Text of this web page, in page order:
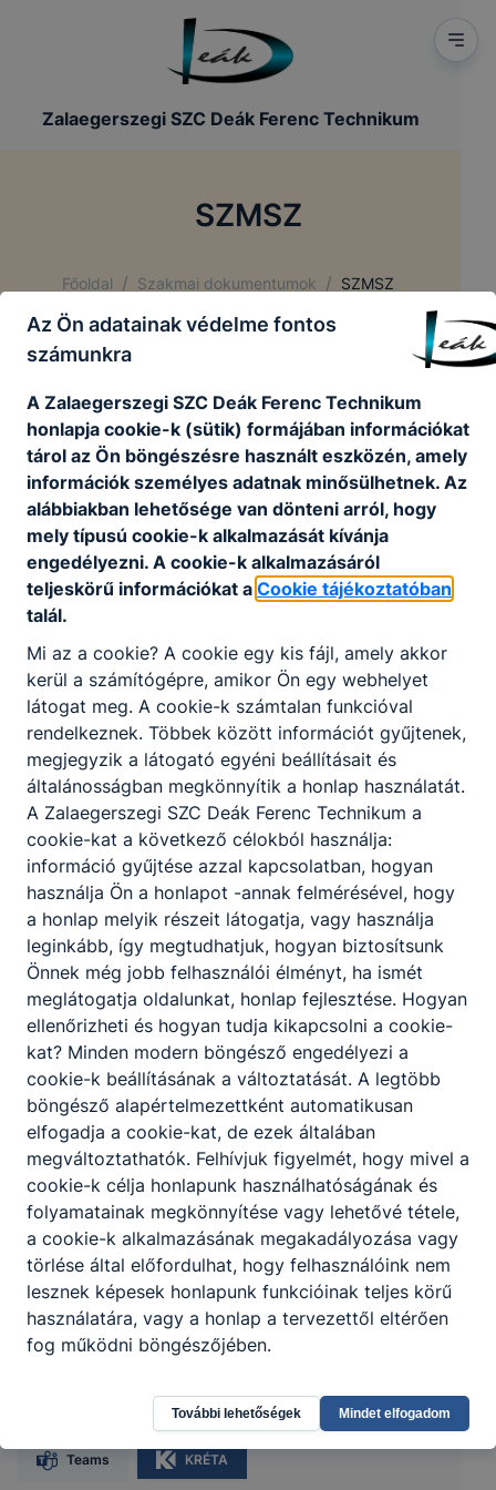
Zalaegerszegi SZC Deák Ferenc Technikum
SZMSZ
Főoldal / Szakmai dokumentumok / SZMSZ
Zalaegerszegi Szakképzési Centrum Deák Ferenc
Szervezeti Működési Szabályzat
Letöltés
Partnereink
Zalaegerszegi SZC Deák Ferenc
Technikum
8900 Zalaegerszeg, Göcseji út 16.
Teams KRÉTA
Az Ön adatainak védelme fontos
számunkra
A Zalaegerszegi SZC Deák Ferenc Technikum
honlapja cookie-k (sütik) formájában információkat
tárol az Ön böngészésre használt eszközén, amely
információk személyes adatnak minősülhetnek. Az
alábbiakban lehetősége van dönteni arról, hogy
mely típusú cookie-k alkalmazását kívánja
engedélyezni. A cookie-k alkalmazásáról
teljeskörű információkat a Cookie tájékoztatóban
talál.
Mi az a cookie? A cookie egy kis fájl, amely akkor
kerül a számítógépre, amikor Ön egy webhelyet
látogat meg. A cookie-k számtalan funkcióval
rendelkeznek. Többek között információt gyűjtenek,
megjegyzik a látogató egyéni beállításait és
általánosságban megkönnyítik a honlap használatát.
A Zalaegerszegi SZC Deák Ferenc Technikum a
cookie-kat a következő célokból használja:
információ gyűjtése azzal kapcsolatban, hogyan
használja Ön a honlapot -annak felmérésével, hogy
a honlap melyik részeit látogatja, vagy használja
leginkább, így megtudhatjuk, hogyan biztosítsunk
Önnek még jobb felhasználói élményt, ha ismét
meglátogatja oldalunkat, honlap fejlesztése. Hogyan
ellenőrizheti és hogyan tudja kikapcsolni a cookie-
kat? Minden modern böngésző engedélyezi a
cookie-k beállításának a változtatását. A legtöbb
böngésző alapértelmezettként automatikusan
elfogadja a cookie-kat, de ezek általában
megváltoztathatók. Felhívjuk figyelmét, hogy mivel a
cookie-k célja honlapunk használhatóságának és
folyamatainak megkönnyítése vagy lehetővé tétele,
a cookie-k alkalmazásának megakadályozása vagy
törlése által előfordulhat, hogy felhasználóink nem
lesznek képesek honlapunk funkcióinak teljes körű
használatára, vagy a honlap a tervezettől eltérően
fog működni böngészőjében.
További lehetőségek Mindet elfogadom